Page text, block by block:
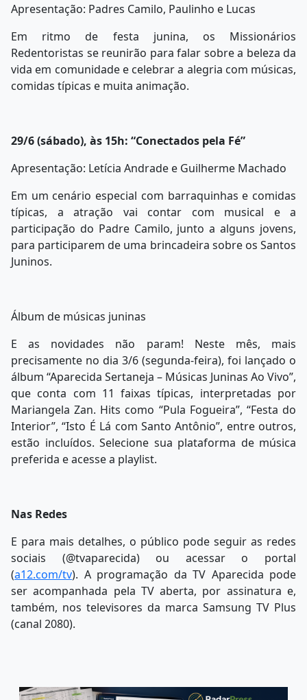
Apresentação: Padres Camilo, Paulinho e Lucas
Em ritmo de festa junina, os Missionários
Redentoristas se reunirão para falar sobre a beleza da
vida em comunidade e celebrar a alegria com músicas,
comidas típicas e muita animação.
29/6 (sábado), às 15h: “Conectados pela Fé”
Apresentação: Letícia Andrade e Guilherme Machado
Em um cenário especial com barraquinhas e comidas
típicas, a atração vai contar com musical e a
participação do Padre Camilo, junto a alguns jovens,
para participarem de uma brincadeira sobre os Santos
Juninos.
Álbum de músicas juninas
E as novidades não param! Neste mês, mais
precisamente no dia 3/6 (segunda-feira), foi lançado o
álbum “Aparecida Sertaneja – Músicas Juninas Ao Vivo”,
que conta com 11 faixas típicas, interpretadas por
Mariangela Zan. Hits como “Pula Fogueira”, “Festa do
Interior”, “Isto É Lá com Santo Antônio”, entre outros,
estão incluídos. Selecione sua plataforma de música
preferida e acesse a playlist.
Nas Redes
E para mais detalhes, o público pode seguir as redes
sociais (@tvaparecida) ou acessar o portal
(a12.com/tv). A programação da TV Aparecida pode
ser acompanhada pela TV aberta, por assinatura e,
também, nos televisores da marca Samsung TV Plus
(canal 2080).